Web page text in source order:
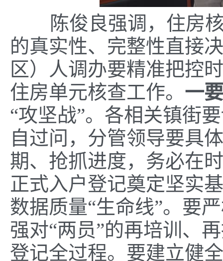
陈俊良强调，住房核
的真实性、完整性直接
区）人调办要精准把控
住房单元核查工作。 一要
“攻坚战”。各相关镇街
自过问，分管领导要具
期、抢抓进度，务必在
正式入户登记奠定坚实
数据质量“生命线”。要
强对“两员”的再培训、
登记全过程。要建立健